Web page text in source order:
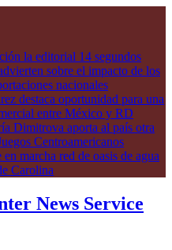
la editorial 14 segundos
sobre el impacto de los
nacionales
destaca oportunidad para una
entre México y RD
Dimitrova aporta al país otra
Centroamericanos
marcha red de oasis de agua
Carolina
News Service